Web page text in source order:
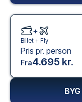
+
Billet + Fly
Pris pr. person
Fra4.695 kr.